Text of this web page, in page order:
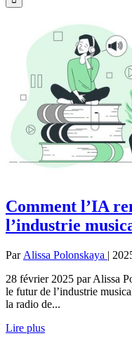
Comment l’IA
l’industrie
Par Alissa Polonskaya |
28 février 2025 par Alissa
le futur de l’industrie
la radio de...
Lire plus